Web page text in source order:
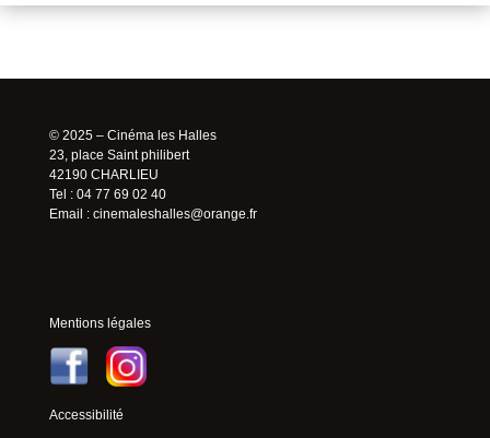
© 2025 – Cinéma les Halles
23, place Saint philibert
42190 CHARLIEU
Tel : 04 77 69 02 40
Email : cinemaleshalles@orange.fr
Mentions légales
Accessibilité